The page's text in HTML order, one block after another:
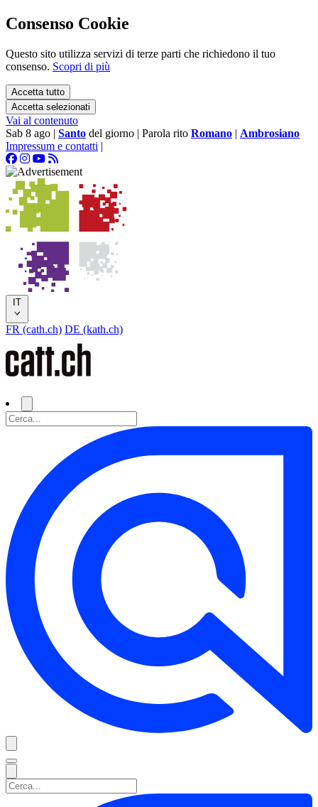
Consenso Cookie
Questo sito utilizza servizi di terze parti che richiedono il tuo
consenso. Scopri di più
Accetta tutto
Accetta selezionati
Vai al contenuto
Sab 8 ago | Santo del giorno | Parola rito Romano | Ambrosiano
Impressum e contatti |
IT
FR (cath.ch) DE (kath.ch)